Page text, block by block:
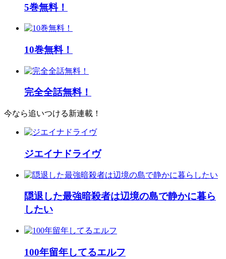
5巻無料！
10巻無料！
完全全話無料！
今なら追いつける新連載！
ジエイナドライヴ
隠退した最強暗殺者は辺境の島で静かに暮ら
したい
100年留年してるエルフ